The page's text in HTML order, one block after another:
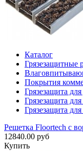
Каталог
Грязезащитные
Покрытия
Грязезащита
Грязезащита
Грязезащита
Решетка Floortech с
12840.00 руб
Купить